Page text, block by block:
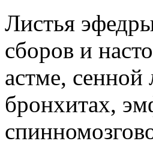
Листья
сборов и
астме, сенной
бронхитах,